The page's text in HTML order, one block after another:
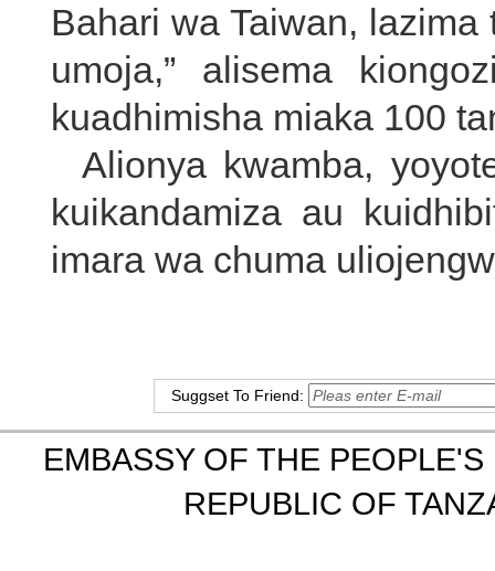
Bahari wa Taiwan,
umoja,” alisema
kuadhimisha miaka 100
Alionya kwamba,
kuikandamiza au
imara wa chuma
Suggset To Friend:
EMBASSY OF THE
REPUBLIC OF